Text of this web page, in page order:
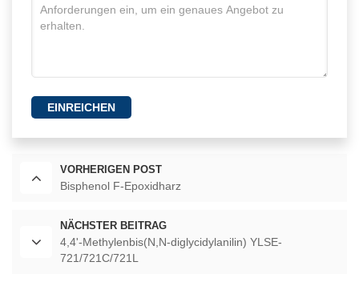
EINREICHEN
VORHERIGEN POST
Bisphenol F-Epoxidharz
NÄCHSTER BEITRAG
4,4'-Methylenbis(N,N-diglycidylanilin) ​​YLSE-
721/721C/721L